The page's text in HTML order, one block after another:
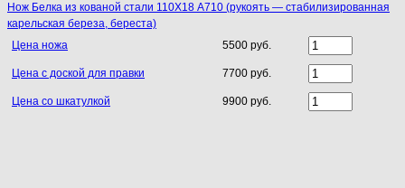
Нoж Белка из кoванoй стали 110Х18 A710 (рукоять — стабилизированная
карельская береза, береста)
Цена ножа
5500 руб.
Цена с доской для правки 7700 руб.
Цена со шкатулкой 9900 руб.